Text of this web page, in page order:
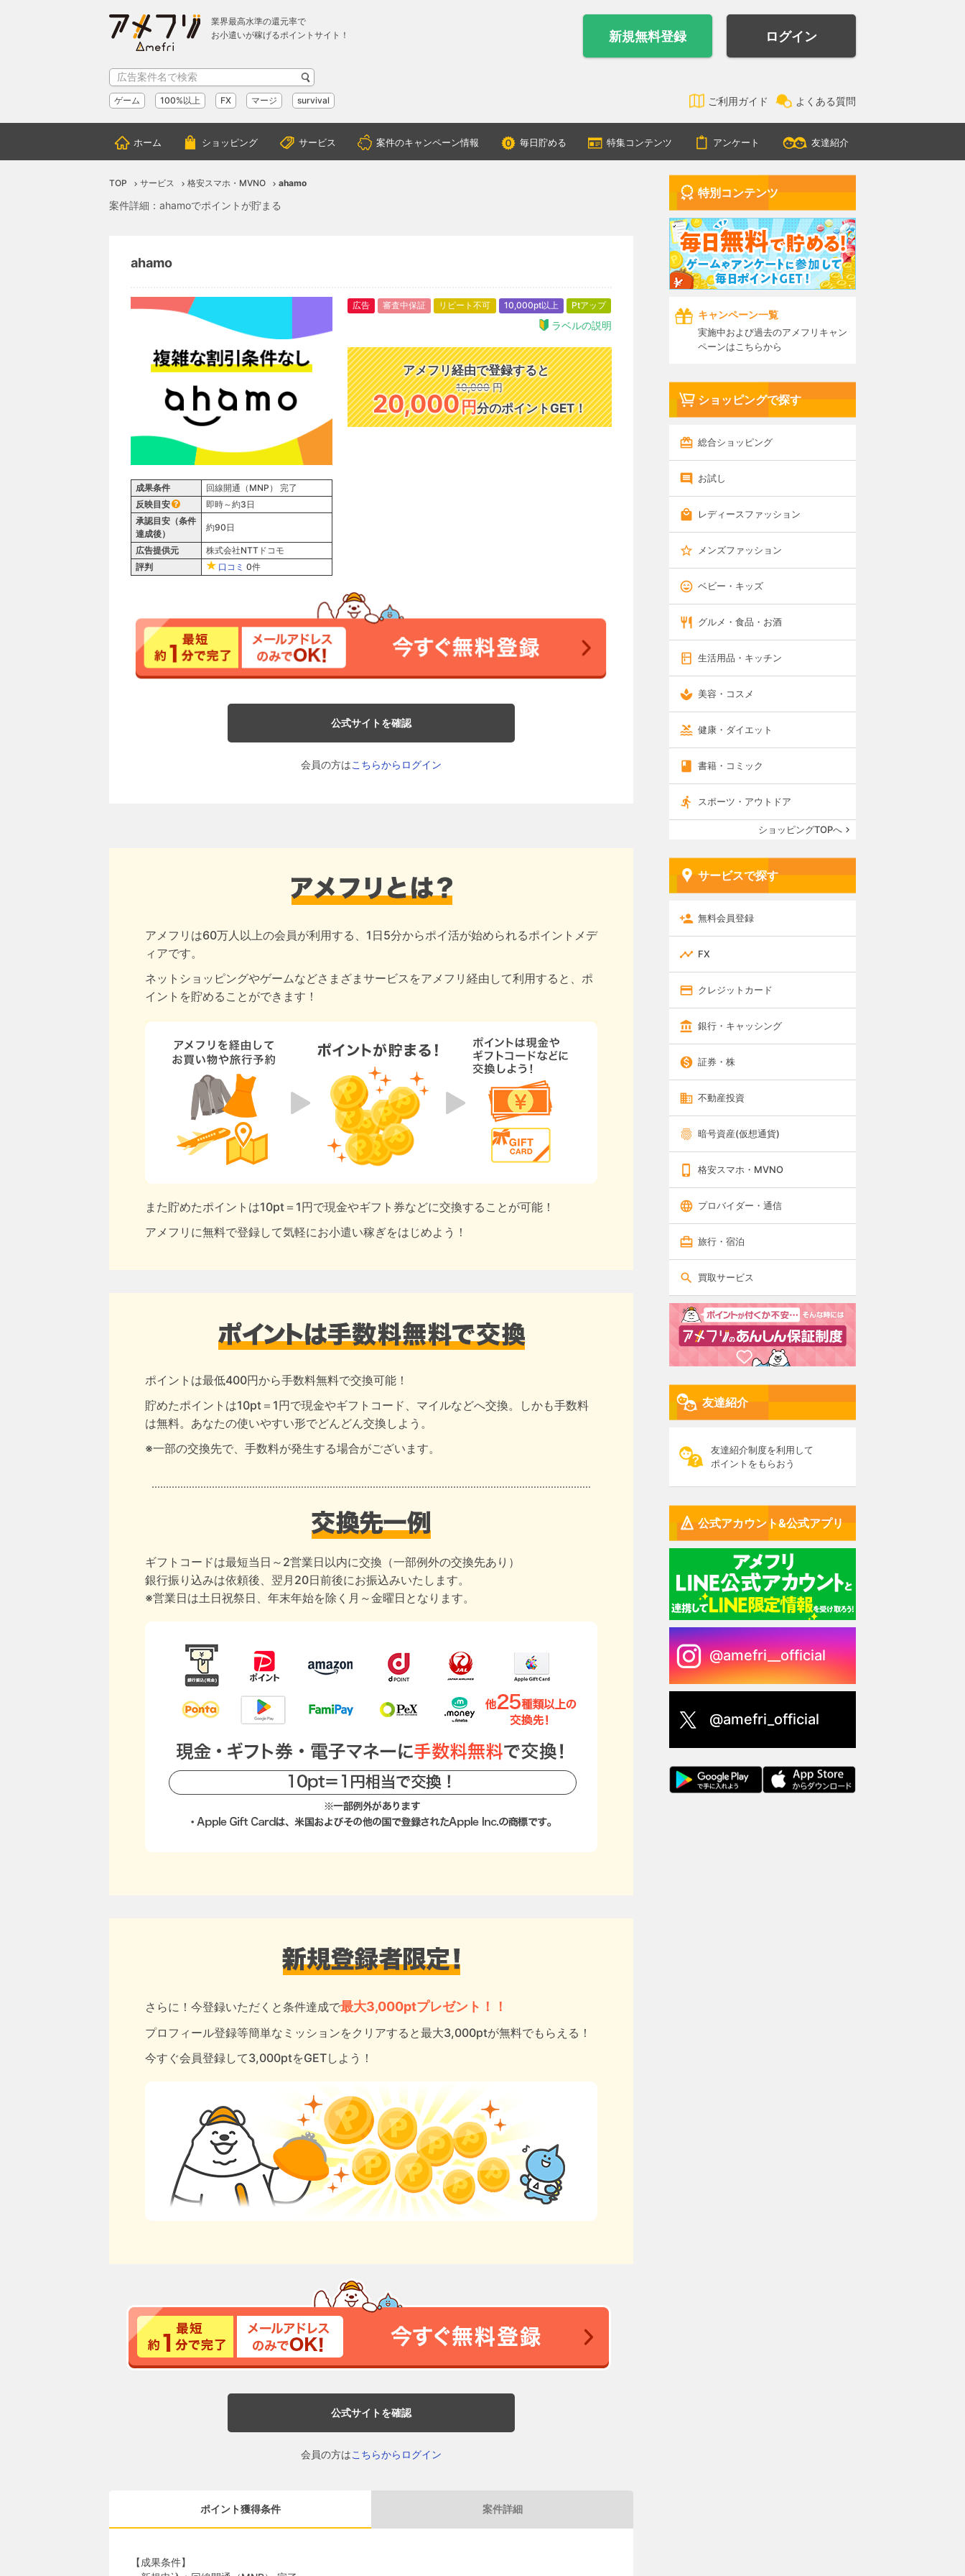
業界最高水準の還元率で
お小遣いが稼げるポイントサイト！
新規無料登録 ログイン
ゲーム 100%以上 FX マージ survival ご利用ガイド よくある質問
ホーム ショッピング サービス 案件のキャンペーン情報 毎日貯める 特集コンテンツ アンケート 友達紹介
TOP サービス 格安スマホ・MVNO ahamo
案件詳細：ahamoでポイントが貯まる
ahamo
成果条件
回線開通（MNP） 完了
反映目安
即時～約3日
承認目安（条件
達成後）
約90日
広告提供元
株式会社NTTドコモ
評判
口コミ 0件
広告 審査中保証 リピート不可 10,000pt以上 Ptアップ
ラベルの説明
アメフリ経由で登録すると
10,000 円
20,000円分のポイントGET！
公式サイトを確認
会員の方はこちらからログイン
アメフリは60万人以上の会員が利用する、1日5分からポイ活が始められるポイントメデ
ィアです。
ネットショッピングやゲームなどさまざまサービスをアメフリ経由して利用すると、ポ
イントを貯めることができます！
また貯めたポイントは10pt＝1円で現金やギフト券などに交換することが可能！
アメフリに無料で登録して気軽にお小遣い稼ぎをはじめよう！
ポイントは最低400円から手数料無料で交換可能！
貯めたポイントは10pt＝1円で現金やギフトコード、マイルなどへ交換。しかも手数料
は無料。あなたの使いやすい形でどんどん交換しよう。
※一部の交換先で、手数料が発生する場合がございます。
ギフトコードは最短当日～2営業日以内に交換（一部例外の交換先あり）
銀行振り込みは依頼後、翌月20日前後にお振込みいたします。
※営業日は土日祝祭日、年末年始を除く月～金曜日となります。
さらに！今登録いただくと条件達成で最大3,000ptプレゼント！！
プロフィール登録等簡単なミッションをクリアすると最大3,000ptが無料でもらえる！
今すぐ会員登録して3,000ptをGETしよう！
公式サイトを確認
会員の方はこちらからログイン
ポイント獲得条件 案件詳細
【成果条件】
特別コンテンツ
キャンペーン一覧
実施中および過去のアメフリキャン
ペーンはこちらから
ショッピングで探す
総合ショッピング
お試し
レディースファッション
メンズファッション
ベビー・キッズ
グルメ・食品・お酒
生活用品・キッチン
美容・コスメ
健康・ダイエット
書籍・コミック
スポーツ・アウトドア
ショッピングTOPへ
サービスで探す
無料会員登録
FX
クレジットカード
銀行・キャッシング
証券・株
不動産投資
暗号資産(仮想通貨)
格安スマホ・MVNO
プロバイダー・通信
旅行・宿泊
買取サービス
友達紹介
友達紹介制度を利用して
ポイントをもらおう
公式アカウント&公式アプリ
@amefri__official
@amefri_official